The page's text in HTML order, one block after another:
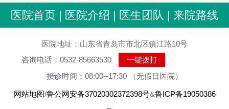
医院首页 | 医院介绍 | 医生团队 | 来院路线
医院地址：山东省青岛市市北区镇江路10号
咨询电话：0532-85663530
一键拨打
接诊时间：08:00--17:30 （无假日医院）
网站地图/鲁公网安备37020302372398号&鲁ICP备19050386